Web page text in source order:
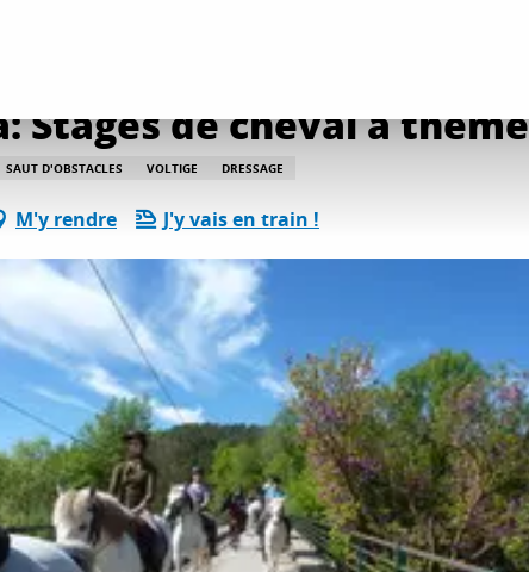
Stages de cheval à
SAUT D'OBSTACLES VOLTIGE DRESSAGE
M'y rendre J'y vais en train !